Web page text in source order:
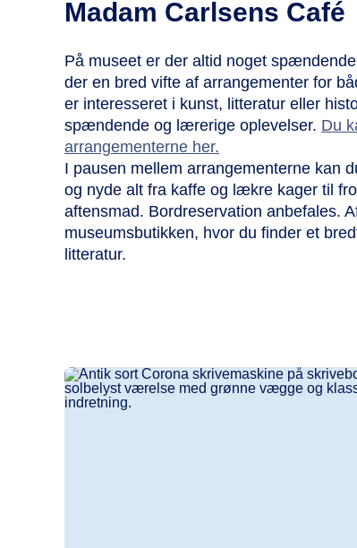
Madam Carlsens Café
På museet er der altid noget
der en bred vifte af arrangementer for
er interesseret i kunst, litteratur eller
spændende og lærerige oplevelser. Du
arrangementerne her.
I pausen mellem arrangementerne kan
og nyde alt fra kaffe og lækre kager til
aftensmad. Bordreservation anbefales.
museumsbutikken, hvor du finder et
litteratur.